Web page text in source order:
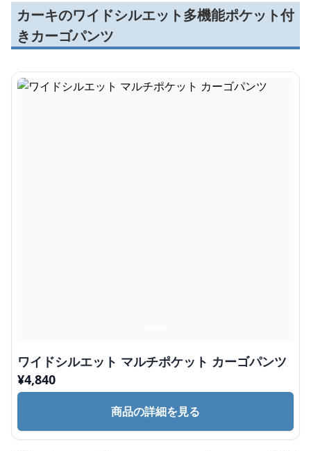
カーキのワイドシルエット多機能ポケット付
きカーゴパンツ
ワイドシルエット マルチポケット カーゴパンツ
¥4,840
商品の詳細を見る